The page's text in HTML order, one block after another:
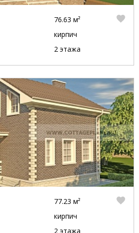
76.63 м²
кирпич
2 этажа
77.23 м²
кирпич
2 этажа